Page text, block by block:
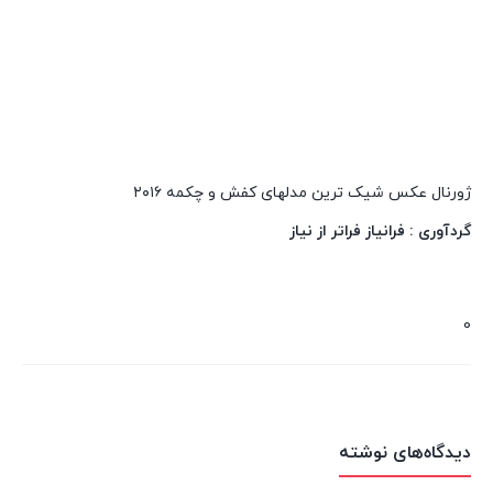
ژورنال عکس شیک ترین مدلهای کفش و چکمه ۲۰۱۶
گردآوری : فرانیاز فراتر از نیاز
0
دیدگاه‌های نوشته